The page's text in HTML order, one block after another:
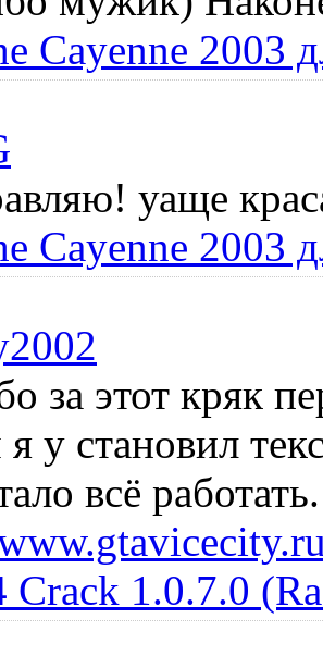
Cayenne 2003
уаще
Cayenne 2003
за этот кряк
я у становил
всё
Crack 1.0.7.0